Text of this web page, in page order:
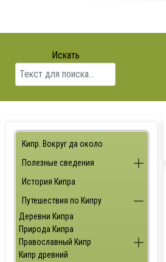
Искать
Кипр. Вокруг да около
Полезные сведения
История Кипра
Путешествия по Кипру
Деревни Кипра
Природа Кипра
Православный Кипр
Кипр древний